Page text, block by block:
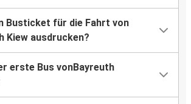
Busticket für die Fahrt von
Kiew ausdrucken?
erste Bus vonBayreuth